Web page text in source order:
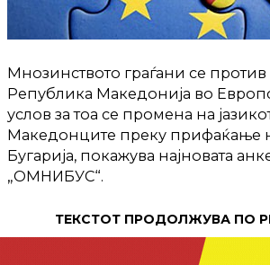
Мнозинството граѓани се против
Република Македонија во
услов за тоа се промена на
Македонците преку прифаќање
Бугарија, покажува најновата
„ОМНИБУС“.
ТЕКСТОТ ПРОДОЛЖУВА ПО